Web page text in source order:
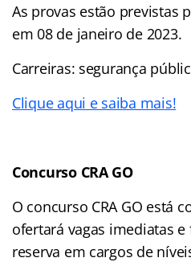
As provas estão previstas
em 08 de janeiro de 2023.
Carreiras: segurança
Clique aqui e saiba mais!
Concurso CRA GO
O concurso CRA GO está
ofertará vagas imediatas
reserva em cargos de